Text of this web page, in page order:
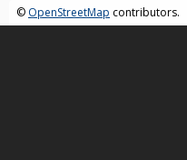
© OpenStreetMap contributors.